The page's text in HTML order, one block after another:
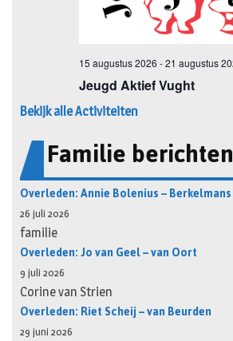
Bekijk alle Activiteiten
Familie berichten
Overleden: Annie Bolenius – Berkelmans
26 juli 2026
familie
Overleden: Jo van Geel – van Oort
9 juli 2026
Corine van Strien
Overleden: Riet Scheij – van Beurden
29 juni 2026